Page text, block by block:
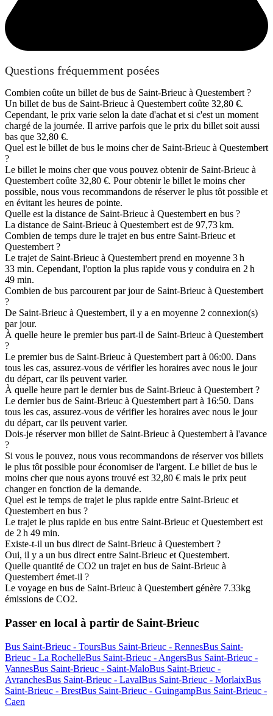
Questions fréquemment posées
Combien coûte un billet de bus de Saint-Brieuc à Questembert ?
Un billet de bus de Saint-Brieuc à Questembert coûte 32,80 €.
Cependant, le prix varie selon la date d'achat et si c'est un moment
chargé de la journée. Il arrive parfois que le prix du billet soit aussi
bas que 32,80 €.
Quel est le billet de bus le moins cher de Saint-Brieuc à Questembert
?
Le billet le moins cher que vous pouvez obtenir de Saint-Brieuc à
Questembert coûte 32,80 €. Pour obtenir le billet le moins cher
possible, nous vous recommandons de réserver le plus tôt possible et
en évitant les heures de pointe.
Quelle est la distance de Saint-Brieuc à Questembert en bus ?
La distance de Saint-Brieuc à Questembert est de 97,73 km.
Combien de temps dure le trajet en bus entre Saint-Brieuc et
Questembert ?
Le trajet de Saint-Brieuc à Questembert prend en moyenne 3 h
33 min. Cependant, l'option la plus rapide vous y conduira en 2 h
49 min.
Combien de bus parcourent par jour de Saint-Brieuc à Questembert
?
De Saint-Brieuc à Questembert, il y a en moyenne 2 connexion(s)
par jour.
À quelle heure le premier bus part-il de Saint-Brieuc à Questembert
?
Le premier bus de Saint-Brieuc à Questembert part à 06:00. Dans
tous les cas, assurez-vous de vérifier les horaires avec nous le jour
du départ, car ils peuvent varier.
À quelle heure part le dernier bus de Saint-Brieuc à Questembert ?
Le dernier bus de Saint-Brieuc à Questembert part à 16:50. Dans
tous les cas, assurez-vous de vérifier les horaires avec nous le jour
du départ, car ils peuvent varier.
Dois-je réserver mon billet de Saint-Brieuc à Questembert à l'avance
?
Si vous le pouvez, nous vous recommandons de réserver vos billets
le plus tôt possible pour économiser de l'argent. Le billet de bus le
moins cher que nous ayons trouvé est 32,80 € mais le prix peut
changer en fonction de la demande.
Quel est le temps de trajet le plus rapide entre Saint-Brieuc et
Questembert en bus ?
Le trajet le plus rapide en bus entre Saint-Brieuc et Questembert est
de 2 h 49 min.
Existe-t-il un bus direct de Saint-Brieuc à Questembert ?
Oui, il y a un bus direct entre Saint-Brieuc et Questembert.
Quelle quantité de CO2 un trajet en bus de Saint-Brieuc à
Questembert émet-il ?
Le voyage en bus de Saint-Brieuc à Questembert génère 7.33kg
émissions de CO2.
Passer en local à partir de Saint-Brieuc
Bus Saint-Brieuc - ToursBus Saint-Brieuc - RennesBus Saint-
Brieuc - La RochelleBus Saint-Brieuc - AngersBus Saint-Brieuc -
VannesBus Saint-Brieuc - Saint-MaloBus Saint-Brieuc -
AvranchesBus Saint-Brieuc - LavalBus Saint-Brieuc - MorlaixBus
Saint-Brieuc - BrestBus Saint-Brieuc - GuingampBus Saint-Brieuc -
Caen